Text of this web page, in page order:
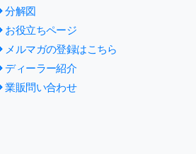
分解図
お役立ちページ
メルマガの登録はこちら
ディーラー紹介
業販問い合わせ